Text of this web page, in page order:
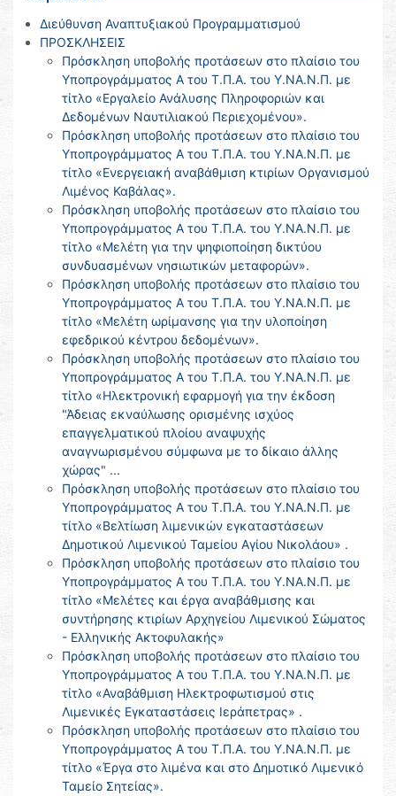
Διεύθυνση Αναπτυξιακού Προγραμματισμού
ΠΡΟΣΚΛΗΣΕΙΣ
Πρόσκληση υποβολής προτάσεων στο πλαίσιο του
Υποπρογράμματος Α του Τ.Π.Α. του Υ.ΝΑ.Ν.Π. με
τίτλο «Εργαλείο Ανάλυσης Πληροφοριών και
Δεδομένων Ναυτιλιακού Περιεχομένου».
Πρόσκληση υποβολής προτάσεων στο πλαίσιο του
Υποπρογράμματος Α του Τ.Π.Α. του Υ.ΝΑ.Ν.Π. με
τίτλο «Ενεργειακή αναβάθμιση κτιρίων Οργανισμού
Λιμένος Καβάλας».
Πρόσκληση υποβολής προτάσεων στο πλαίσιο του
Υποπρογράμματος Α του Τ.Π.Α. του Υ.ΝΑ.Ν.Π. με
τίτλο «Μελέτη για την ψηφιοποίηση δικτύου
συνδυασμένων νησιωτικών μεταφορών».
Πρόσκληση υποβολής προτάσεων στο πλαίσιο του
Υποπρογράμματος Α του Τ.Π.Α. του Υ.ΝΑ.Ν.Π. με
τίτλο «Μελέτη ωρίμανσης για την υλοποίηση
εφεδρικού κέντρου δεδομένων».
Πρόσκληση υποβολής προτάσεων στο πλαίσιο του
Υποπρογράμματος Α του Τ.Π.Α. του Υ.ΝΑ.Ν.Π. με
τίτλο «Ηλεκτρονική εφαρμογή για την έκδοση
"Άδειας εκναύλωσης ορισμένης ισχύος
επαγγελματικού πλοίου αναψυχής
αναγνωρισμένου σύμφωνα με το δίκαιο άλλης
χώρας" ...
Πρόσκληση υποβολής προτάσεων στο πλαίσιο του
Υποπρογράμματος Α του Τ.Π.Α. του Υ.ΝΑ.Ν.Π. με
τίτλο «Βελτίωση λιμενικών εγκαταστάσεων
Δημοτικού Λιμενικού Ταμείου Αγίου Νικολάου» .
Πρόσκληση υποβολής προτάσεων στο πλαίσιο του
Υποπρογράμματος Α του Τ.Π.Α. του Υ.ΝΑ.Ν.Π. με
τίτλο «Μελέτες και έργα αναβάθμισης και
συντήρησης κτιρίων Αρχηγείου Λιμενικού Σώματος
- Ελληνικής Ακτοφυλακής»
Πρόσκληση υποβολής προτάσεων στο πλαίσιο του
Υποπρογράμματος Α του Τ.Π.Α. του Υ.ΝΑ.Ν.Π. με
τίτλο «Αναβάθμιση Ηλεκτροφωτισμού στις
Λιμενικές Εγκαταστάσεις Ιεράπετρας» .
Πρόσκληση υποβολής προτάσεων στο πλαίσιο του
Υποπρογράμματος Α του Τ.Π.Α. του Υ.ΝΑ.Ν.Π. με
τίτλο «Έργα στο λιμένα και στο Δημοτικό Λιμενικό
Ταμείο Σητείας».